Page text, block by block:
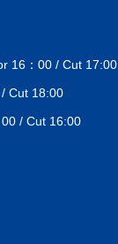
16：00 / Cut 17:00
Cut 18:00
/ Cut 16:00